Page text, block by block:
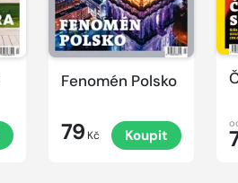
Fenomén Polsko
79 Kč Koupit